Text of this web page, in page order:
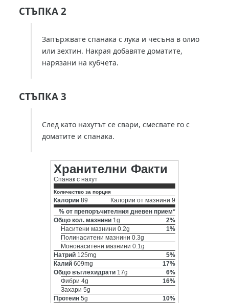
СТЪПКА 2
Запържвате спанака с лука и чесъна в олио
или зехтин. Накрая добавяте доматите,
нарязани на кубчета.
СТЪПКА 3
След като нахутът се свари, смесвате го с
доматите и спанака.
Хранителни Факти
Спанак с нахут
Количество за порция
Калории 89
Калории от мазнини 9
% от препоръчителния дневен прием*
Общо кол. мазнини 1g
2%
Наситени мазнини 0.2g
1%
Полинаситени мазнини 0.3g
Мононаситени мазнини 0.1g
Натрий 125mg
5%
Калий 609mg
17%
Общо въглехидрати 17g
6%
Фибри 4g
16%
Захари 5g
Протеин 5g
10%